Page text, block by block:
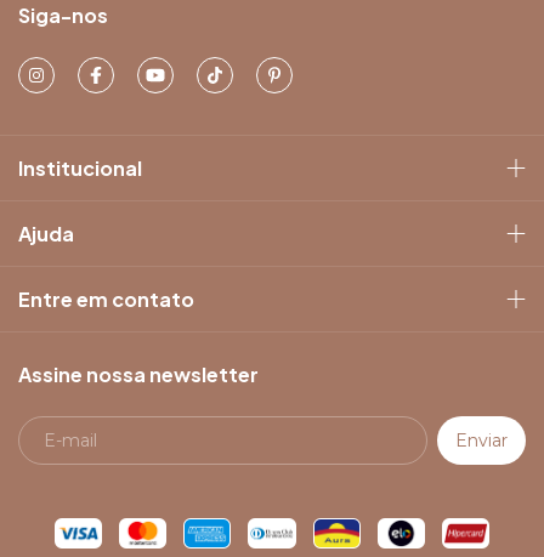
Siga-nos
Institucional
Ajuda
Entre em contato
Assine nossa newsletter